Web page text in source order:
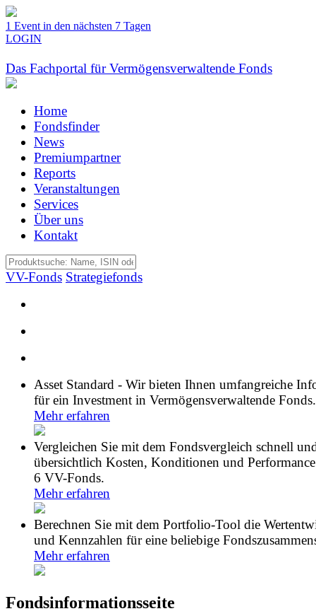
1 Event in den nächsten 7 Tagen
LOGIN
Das Fachportal für Vermögensverwaltende Fonds
Home
Fondsfinder
News
Premiumpartner
Reports
Veranstaltungen
Services
Über uns
Kontakt
VV-Fonds Strategiefonds
Asset Standard - Wir bieten Ihnen umfangreiche
für ein Investment in Vermögensverwaltende Fonds.
Mehr erfahren
Vergleichen Sie mit dem Fondsvergleich schnell
übersichtlich Kosten, Konditionen und
6 VV-Fonds.
Mehr erfahren
Berechnen Sie mit dem Portfolio-Tool die
und Kennzahlen für eine beliebige
Mehr erfahren
Fondsinformationsseite